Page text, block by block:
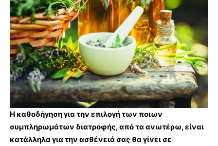
Η καθοδήγηση για την επιλογή των ποιων
συμπληρωμάτων διατροφής, από τα ανωτέρω, είναι
κατάλληλα για την ασθένειά σας θα γίνει σε